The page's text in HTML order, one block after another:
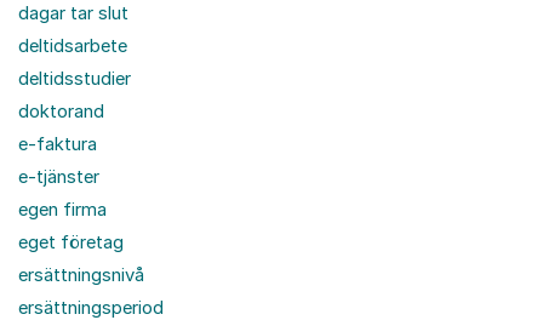
dagar tar slut
deltidsarbete
deltidsstudier
doktorand
e-faktura
e-tjänster
egen firma
eget företag
ersättningsnivå
ersättningsperiod